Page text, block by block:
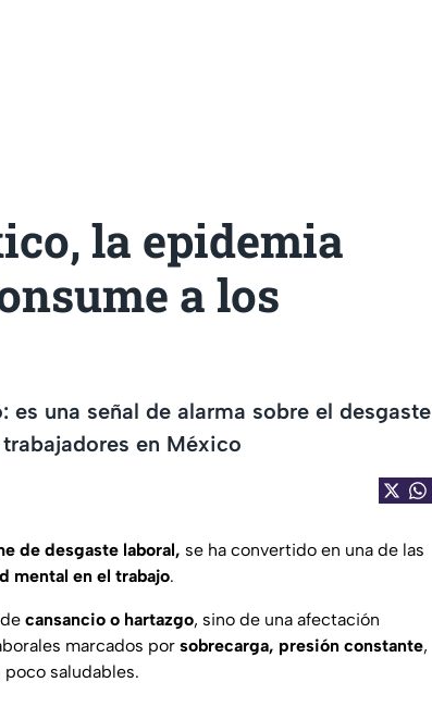
la epidemia
a los
es una señal de alarma sobre el desgaste
en México
de desgaste laboral, se ha convertido en una de las
mental en el trabajo.
cansancio o hartazgo, sino de una afectación
marcados por sobrecarga, presión constante,
saludables.